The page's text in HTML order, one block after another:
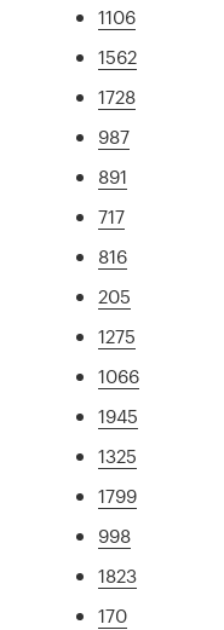
1106
1562
1728
987
891
717
816
205
1275
1066
1945
1325
1799
998
1823
170